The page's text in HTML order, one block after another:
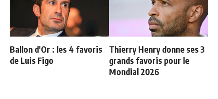
Ballon d'Or : les 4 favoris
de Luis Figo
Thierry Henry donne ses 3
grands favoris pour le
Mondial 2026